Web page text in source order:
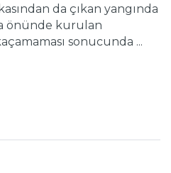
da çıkan yangında
önünde kurulan
sonucunda ...